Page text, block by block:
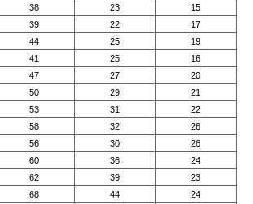
38 23
15
39 22
17
44 25
19
41 25
16
47 27
20
50 29
21
53 31
22
58 32
26
56 30
26
60 36
24
62 39
23
68 44
24